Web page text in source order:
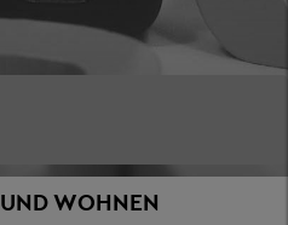
UND WOHNEN